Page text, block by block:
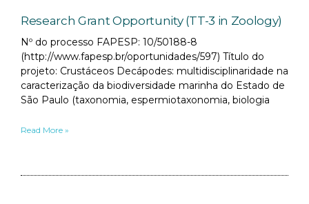
Research Grant Opportunity (TT-3 in Zoology)
Nº do processo FAPESP: 10/50188-8
(http://www.fapesp.br/oportunidades/597) Título do
projeto: Crustáceos Decápodes: multidisciplinaridade na
caracterização da biodiversidade marinha do Estado de
São Paulo (taxonomia, espermiotaxonomia, biologia
Read More »